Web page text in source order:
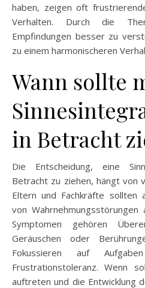
haben, zeigen oft
Verhalten. Durch die
Empfindungen besser zu
zu einem harmonischeren
Wann sollte
in Betracht
Die Entscheidung, eine
Betracht zu ziehen, hängt von
Eltern und Fachkräfte sollten
von
Symptomen gehören
Geräuschen oder
Fokussieren auf
Frustrationstoleranz. Wenn
auftreten und die Entwicklung